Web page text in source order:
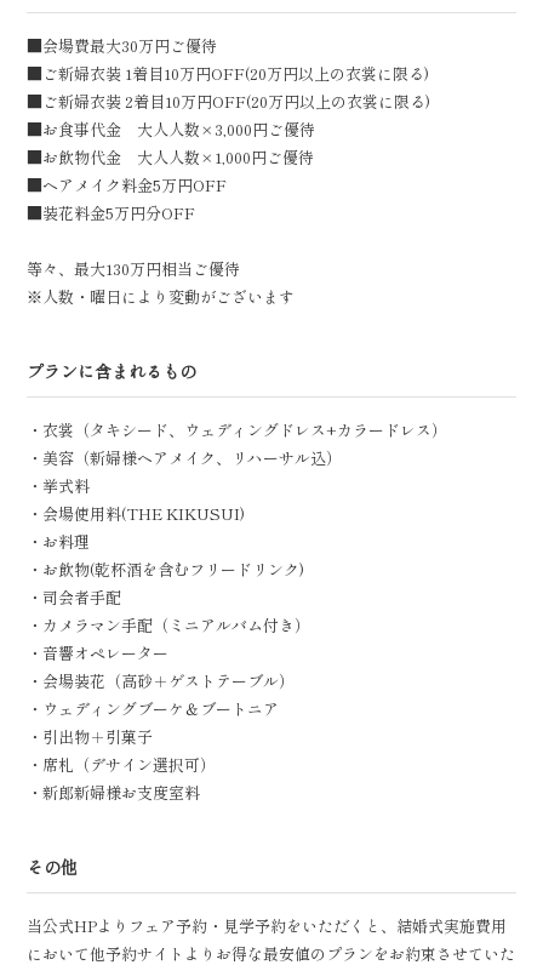
■会場費最大30万円ご優待
■ご新婦衣装 1着目10万円OFF(20万円以上の衣裳に限る)
■ご新婦衣装 2着目10万円OFF(20万円以上の衣裳に限る)
■お食事代金 大人人数×3,000円ご優待
■お飲物代金 大人人数×1,000円ご優待
■ヘアメイク料金5万円OFF
■装花料金5万円分OFF
等々、最大130万円相当ご優待
※人数・曜日により変動がございます
プランに含まれるもの
・衣裳（タキシード、ウェディングドレス+カラードレス）
・美容（新婦様ヘアメイク、リハーサル込）
・挙式料
・会場使用料(THE KIKUSUI)
・お料理
・お飲物(乾杯酒を含むフリードリンク)
・司会者手配
・カメラマン手配（ミニアルバム付き）
・音響オペレーター
・会場装花（高砂＋ゲストテーブル）
・ウェディングブーケ＆ブートニア
・引出物＋引菓子
・席札（デサイン選択可）
・新郎新婦様お支度室料
その他
当公式HPよりフェア予約・見学予約をいただくと、結婚式実施費用
において他予約サイトよりお得な最安値のプランをお約束させていた